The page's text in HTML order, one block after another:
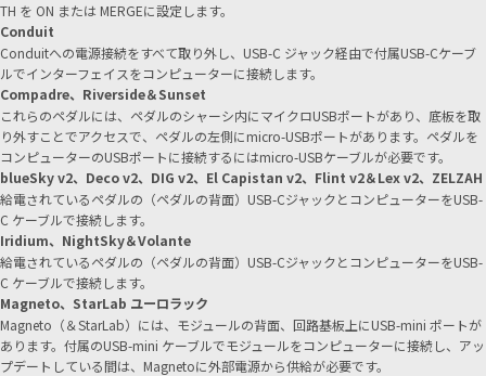
TH を ON または MERGEに設定します。
Conduit
Conduitへの電源接続をすべて取り外し、USB-C ジャック経由で付属USB-Cケーブ
ルでインターフェイスをコンピューターに接続します。
Compadre、Riverside＆Sunset
これらのペダルには、ペダルのシャーシ内にマイクロUSBポートがあり、底板を取
り外すことでアクセスで、ペダルの左側にmicro-USBポートがあります。ペダルを
コンピューターのUSBポートに接続するにはmicro-USBケーブルが必要です。
blueSky v2、Deco v2、DIG v2、El Capistan v2、Flint v2＆Lex v2、ZELZAH
給電されているペダルの（ペダルの背面）USB-CジャックとコンピューターをUSB-
C ケーブルで接続します。
Iridium、NightSky＆Volante
給電されているペダルの（ペダルの背面）USB-CジャックとコンピューターをUSB-
C ケーブルで接続します。
Magneto、StarLab ユーロラック
Magneto（＆StarLab）には、モジュールの背面、回路基板上にUSB-mini ポートが
あります。付属のUSB-mini ケーブルでモジュールをコンピューターに接続し、アッ
プデートしている間は、Magnetoに外部電源から供給が必要です。